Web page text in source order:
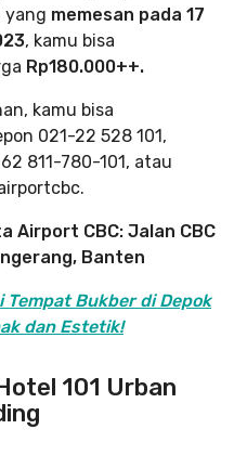
yang memesan pada 17
, kamu bisa
Rp180.000++.
kamu bisa
021-22 528 101,
811-780-101, atau
Airport CBC: Jalan CBC
Banten
Tempat Bukber di Depok
dan Estetik!
101 Urban